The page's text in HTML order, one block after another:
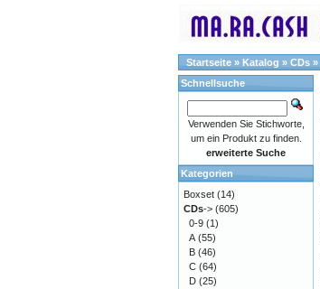
Startseite » Katalog » CDs »
Schnellsuche
Verwenden Sie Stichworte,
um ein Produkt zu finden.
erweiterte Suche
Kategorien
Boxset (14)
CDs-> (605)
0-9 (1)
A (55)
B (46)
C (64)
D (25)